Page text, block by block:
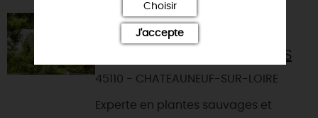
JENNIFLEURS - SORTIE ET
ATELIERS PLANTES SAUVAGES
COMESTIBLES ET MÉDICINALES
45110 - CHATEAUNEUF-SUR-LOIRE
Experte en plantes sauvages et
Choisir
J'accepte